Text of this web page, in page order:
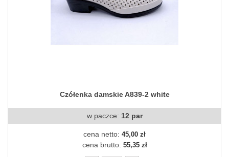
Czółenka damskie A839-2 white
w paczce: 12 par
cena netto: 45,00 zł
cena brutto: 55,35 zł